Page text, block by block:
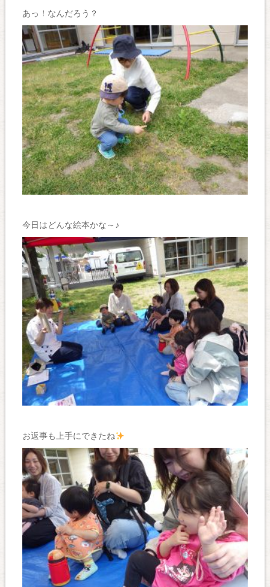
あっ！なんだろう？
今日はどんな絵本かな～♪
お返事も上手にできたね